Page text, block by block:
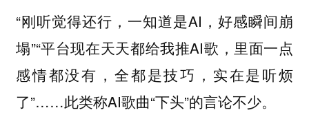
“刚听觉得还行，一知道是AI，好感瞬间崩
塌”“平台现在天天都给我推AI歌，里面一点
感情都没有，全都是技巧，实在是听烦
了”……此类称AI歌曲“下头”的言论不少。